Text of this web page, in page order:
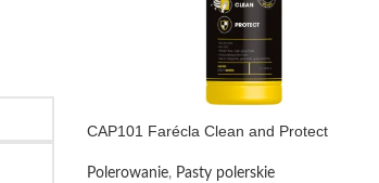
CAP101 Farécla Clean and Protect
Polerowanie, Pasty polerskie